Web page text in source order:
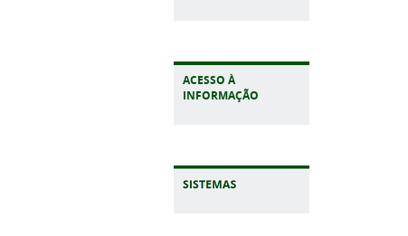
ACESSO À
INFORMAÇÃO